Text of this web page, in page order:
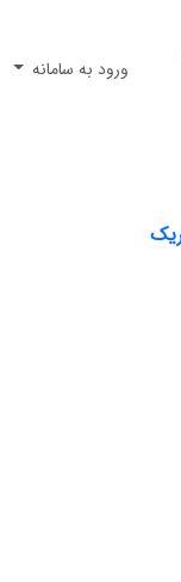
ورود به سامانه